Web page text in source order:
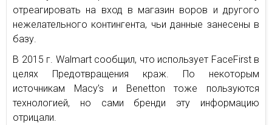
отреагировать на вход в магазин воров и другого
нежелательного контингента, чьи данные занесены в
базу.
В 2015 г. Walmart сообщил, что использует FaceFirst в
целях Предотвращения краж. По некоторым
источникам Macy’s и Benetton тоже пользуются
технологией, но сами бренди эту информацию
отрицали.